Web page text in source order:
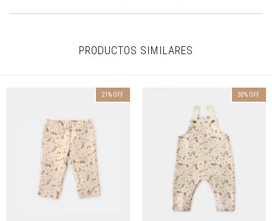
PRODUCTOS SIMILARES
21 % OFF 30% OFF